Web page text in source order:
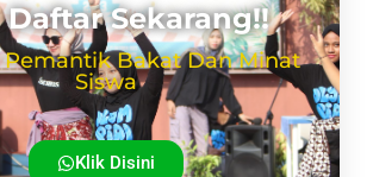
Daftar Sekarang!!
Pemantik Bakat Dan Minat
Siswa
Klik Disini